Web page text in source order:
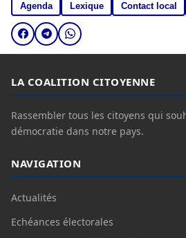
Agenda Lexique Contact local
LA COALITION CITOYENNE
Rassembler tous les citoyens qui
démocratie dans notre pays.
NAVIGATION
Actualités
Echéances électorales